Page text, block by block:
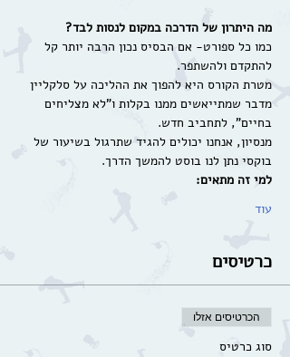
מה היתרון של הדרכה במקום לנסות לבד?
כמו כל ספורט- אם הבסיס נכון הרבה יותר קל
מטרת הקורס היא להפוך את ההליכה על סלקליין
מדבר שמתייאשים ממנו בקלות ו"לא מצליחים
מנסיון, אנחנו יכולים להגיד שתרגול בשיעור של
בוקסי נתן לנו בוסט להמשך הדרך.
למי זה מתאים:
עוד
כרטיסים
הכרטיסים אזלו
סוג כרטיס